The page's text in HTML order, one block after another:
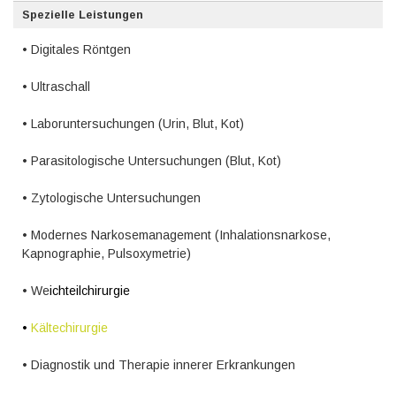
Spezielle Leistungen
• Digitales Röntgen
• Ultraschall
• Laboruntersuchungen (Urin, Blut, Kot)
• Parasitologische Untersuchungen (Blut, Kot)
• Zytologische Untersuchungen
• Modernes Narkosemanagement (Inhalationsnarkose,
Kapnographie, Pulsoxymetrie)
• Weichteilchirurgie
• Kältechirurgie
• Diagnostik und Therapie innerer Erkrankungen